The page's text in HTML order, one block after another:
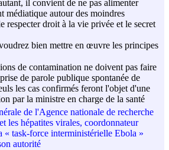
il convient de ne pas alimenter
médiatique autour des moindres
respecter droit à la vie privée et le secret
bien mettre en œuvre les principes
de contamination ne doivent pas faire
de parole publique spontanée de
les cas confirmés feront l'objet d'une
par la ministre en charge de la santé
de l'Agence nationale de recherche
les hépatites virales, coordonnateur
« task-force interministérielle Ebola »
autorité